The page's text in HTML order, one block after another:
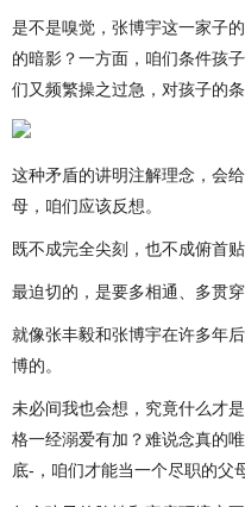
是不是嗅觉，张博宇这一家子
的暗影？一方面，咱们条件孩
们又频繁操之过急，对孩子的条
这种矛盾的讲明注解理念，会
母，咱们应该反想。
既不成完全尖刻，也不成俯首贴
最迫切的，是要多相通、多贯
就像张丰毅和张博宇在许多年
博的。
未必间我也会想，究竟什么才
格一经溺爱有加？难说念真的
底-，咱们才能当一个尽职的父